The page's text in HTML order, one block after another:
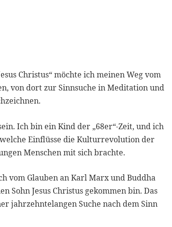
Christus“ möchte ich meinen Weg vom
von dort zur Sinnsuche in Meditation und
Ich bin ein Kind der „68er“-Zeit, und ich
Einflüsse die Kulturrevolution der
Menschen mit sich brachte.
vom Glauben an Karl Marx und Buddha
Sohn Jesus Christus gekommen bin. Das
jahrzehntelangen Suche nach dem Sinn